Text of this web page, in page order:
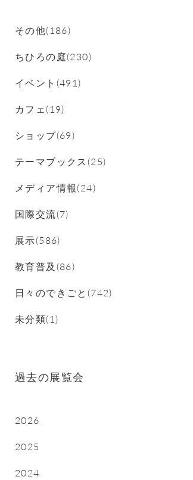
その他(186)
ちひろの庭(230)
イベント(491)
カフェ(19)
ショップ(69)
テーマブックス(25)
メディア情報(24)
国際交流(7)
展示(586)
教育普及(86)
日々のできごと(742)
未分類(1)
過去の展覧会
2026
2025
2024